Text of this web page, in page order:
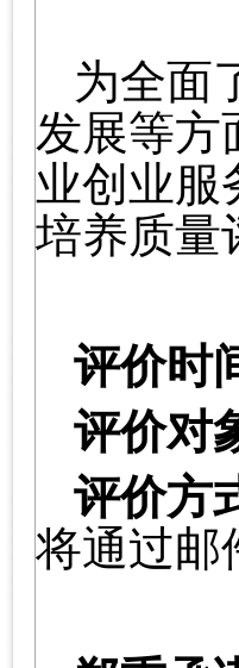
为全面
发展等方
业创业服
培养质量
评价时
评价对
评价方
将通过邮